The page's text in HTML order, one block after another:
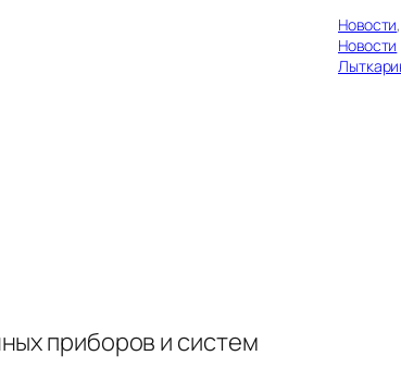
Новости
Новости
приборов и систем